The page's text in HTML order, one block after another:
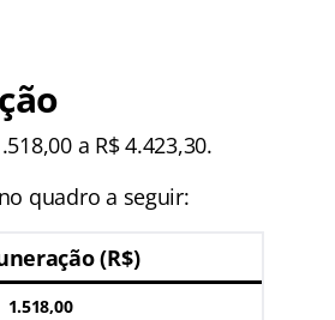
a R$ 4.423,30.
quadro a seguir:
(R$)
1.518,00